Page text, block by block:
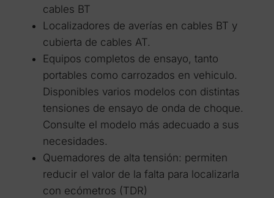
cables BT
Localizadores de averías en cables BT y
cubierta de cables AT.
Equipos completos de ensayo, tanto
portables como carrozados en vehiculo.
Disponibles varios modelos con distintas
tensiones de ensayo de onda de choque.
Consulte el modelo más adecuado a sus
necesidades.
Quemadores de alta tensión: permiten
reducir el valor de la falta para localizarla
con ecómetros (TDR)